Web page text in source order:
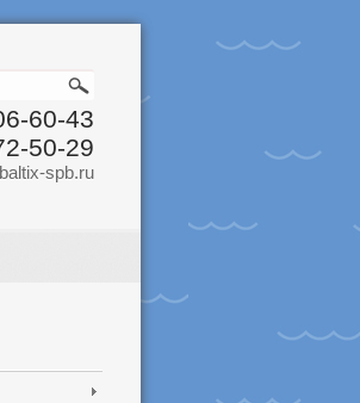
60-43
50-29
spb.ru